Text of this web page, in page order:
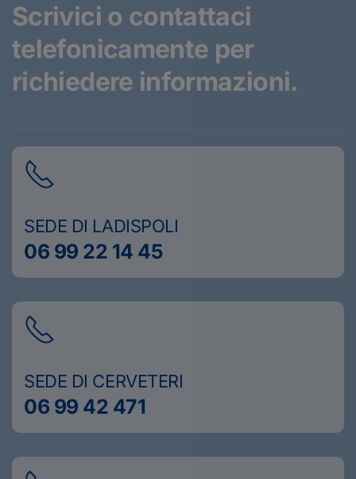
Scrivici o contattaci
telefonicamente per
richiedere informazioni.
SEDE DI LADISPOLI
06 99 22 14 45
SEDE DI CERVETERI
06 99 42 471